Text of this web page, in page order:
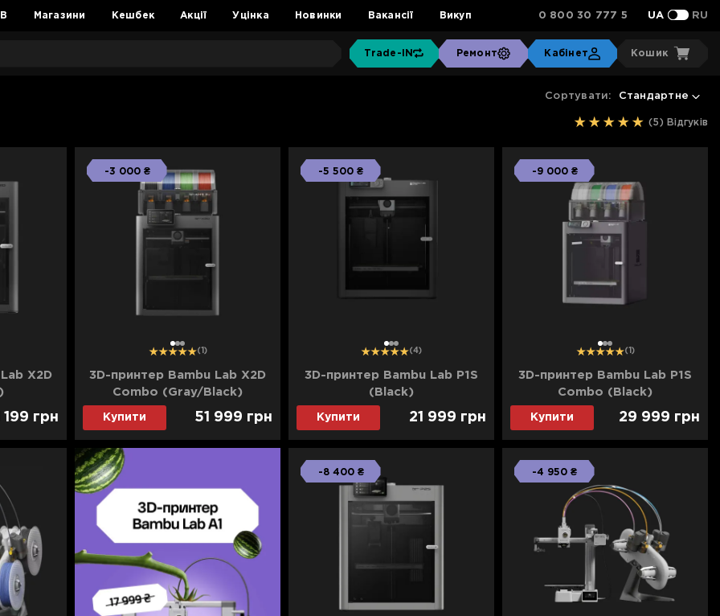
Магазини Кешбек Акції Уцінка Новинки Вакансії Викуп 0 800 30 777 5 UA RU
Trade-IN Ремонт Кабінет Кошик
Сортувати: Стандартне
(5) Відгуків
X2D
199 грн
12 3
-3 000 ₴
(1)
3D-принтер Bambu Lab X2D
Combo (Gray/Black)
Купити 51 999 грн
12 3
-5 500 ₴
(4)
3D-принтер Bambu Lab P1S
(Black)
Купити 21 999 грн
12 3
-9 000 ₴
(1)
3D-принтер Bambu Lab P1S
Combo (Black)
Купити 29 999 грн
-8 400 ₴ -4 950 ₴